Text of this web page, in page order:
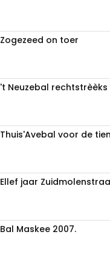
Zogezeed on toer
't Neuzebal rechtstrèèks
Thuis'Avebal voor de
Ellef jaar
Bal Maskee 2007.